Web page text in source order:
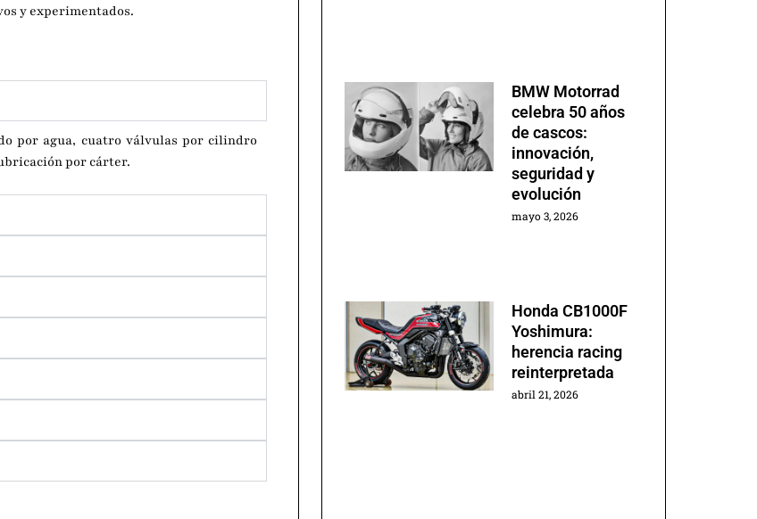
y experimentados.
por agua, cuatro válvulas por cilindro
por cárter.
BMW Motorrad
celebra 50 años
de cascos:
innovación,
seguridad y
evolución
mayo 3, 2026
Honda CB1000F
Yoshimura:
herencia racing
reinterpretada
abril 21, 2026